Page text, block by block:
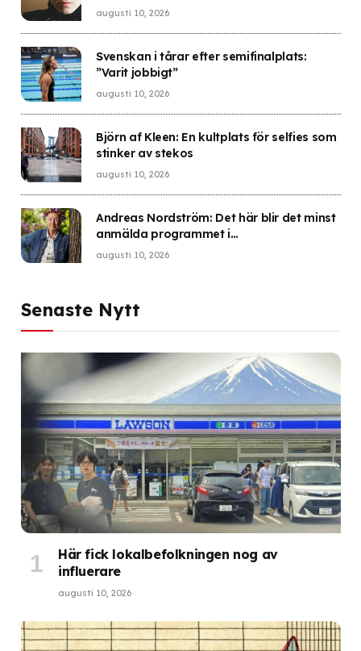
augusti 10, 2026
Svenskan i tårar efter semifinalplats:
”Varit jobbigt”
augusti 10, 2026
Björn af Kleen: En kultplats för selfies som
stinker av stekos
augusti 10, 2026
Andreas Nordström: Det här blir det minst
anmälda programmet i
Granskningsnämndens historia
augusti 10, 2026
Senaste Nytt
Här fick lokalbefolkningen nog av
influerare
augusti 10, 2026